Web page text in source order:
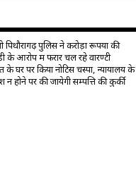
पिथौरागढ़ पुलिस ने करोड़ों रूपयों की
के आरोप में फरार चल रहे वारण्टी
के घर पर किया नोटिस चस्पा, न्यायालय के
न होने पर की जायेगी सम्पत्ति की कुर्की